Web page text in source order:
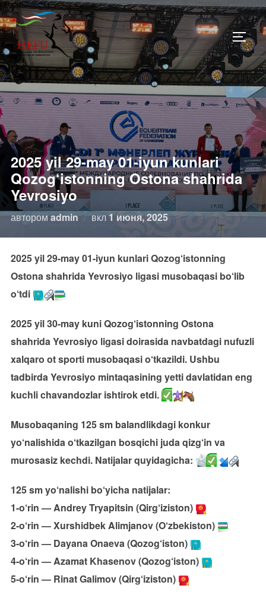
Перейти
к
содержимому
2025 yil 29-may 01-iyun kunlari
Qozog‘istonning Ostona shahrida
Yevrosiyo
авторомadmin вклОпубликовано
1 июня, 2025
2025 yil 29-may 01-iyun kunlari Qozog‘istonning
Ostona shahrida Yevrosiyo ligasi musobaqasi bo‘lib
o‘tdi
2025 yil 30-may kuni Qozog‘istonning Ostona
shahrida Yevrosiyo ligasi doirasida navbatdagi nufuzli
xalqaro ot sporti musobaqasi o‘tkazildi. Ushbu
tadbirda Yevrosiyo mintaqasining yetti davlatidan eng
kuchli chavandozlar ishtirok etdi.
Musobaqaning 125 sm balandlikdagi konkur
yo‘nalishida o‘tkazilgan bosqichi juda qizg‘in va
murosasiz kechdi. Natijalar quyidagicha:
125 sm yo‘nalishi bo‘yicha natijalar:
1-o‘rin — Andrey Tryapitsin (Qirg‘iziston)
2-o‘rin — Xurshidbek Alimjanov (O‘zbekiston)
3-o‘rin — Dayana Onaeva (Qozog‘iston)
4-o‘rin — Azamat Khasenov (Qozog‘iston)
5-o‘rin — Rinat Galimov (Qirg‘iziston)